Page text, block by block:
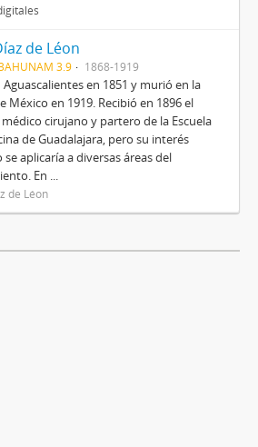
de Léon
3.9 1868-1919
Aguascalientes en 1851 y murió en la
México en 1919. Recibió en 1896 el
cirujano y partero de la Escuela
de Guadalajara, pero su interés
aplicaría a diversas áreas del
En ...
de Léon